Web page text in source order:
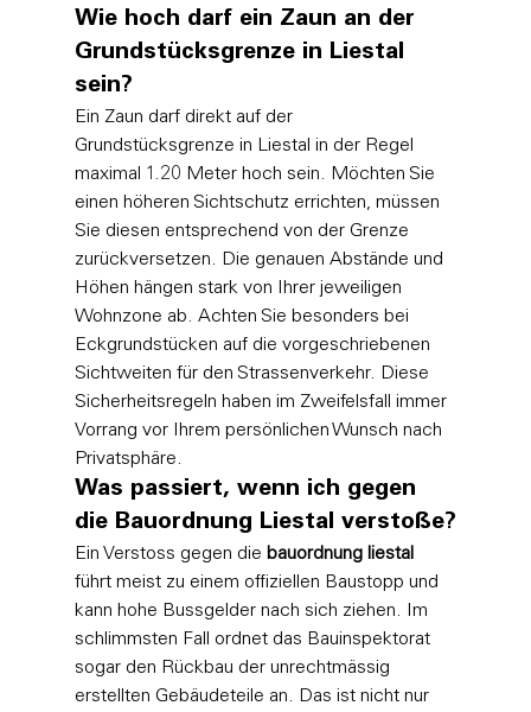
Wie hoch darf ein Zaun an der
Grundstücksgrenze in Liestal
sein?
Ein Zaun darf direkt auf der
Grundstücksgrenze in Liestal in der Regel
maximal 1.20 Meter hoch sein. Möchten Sie
einen höheren Sichtschutz errichten, müssen
Sie diesen entsprechend von der Grenze
zurückversetzen. Die genauen Abstände und
Höhen hängen stark von Ihrer jeweiligen
Wohnzone ab. Achten Sie besonders bei
Eckgrundstücken auf die vorgeschriebenen
Sichtweiten für den Strassenverkehr. Diese
Sicherheitsregeln haben im Zweifelsfall immer
Vorrang vor Ihrem persönlichen Wunsch nach
Privatsphäre.
Was passiert, wenn ich gegen
die Bauordnung Liestal verstoße?
Ein Verstoss gegen die bauordnung liestal
führt meist zu einem offiziellen Baustopp und
kann hohe Bussgelder nach sich ziehen. Im
schlimmsten Fall ordnet das Bauinspektorat
sogar den Rückbau der unrechtmässig
erstellten Gebäudeteile an. Das ist nicht nur